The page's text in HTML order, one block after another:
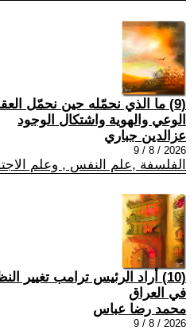
(9) ما الذي نحمّله حين نحمّل
الوعي والهوية واشتكال الوجود
عزالدين جباري
2026 / 8 / 9
الفلسفة ,علم النفس , وعلم
(10) أراد الرئيس ترامب تغيير
في العراق
محمد رضا عباس
2026 / 8 / 9